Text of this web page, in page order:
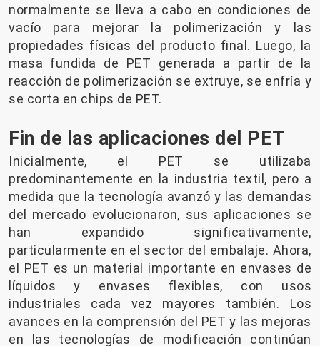
normalmente se lleva a cabo en condiciones de
vacío para mejorar la polimerización y las
propiedades físicas del producto final. Luego, la
masa fundida de PET generada a partir de la
reacción de polimerización se extruye, se enfría y
se corta en chips de PET.
Fin de las aplicaciones del PET
Inicialmente, el PET se utilizaba
predominantemente en la industria textil, pero a
medida que la tecnología avanzó y las demandas
del mercado evolucionaron, sus aplicaciones se
han expandido significativamente,
particularmente en el sector del embalaje. Ahora,
el PET es un material importante en envases de
líquidos y envases flexibles, con usos
industriales cada vez mayores también. Los
avances en la comprensión del PET y las mejoras
en las tecnologías de modificación continúan